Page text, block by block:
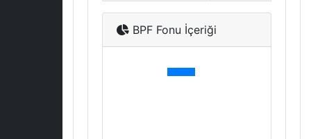
BPF Fonu İçeriği